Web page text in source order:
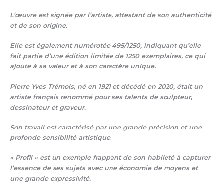
L’œuvre est signée par l’artiste, attestant de son authenticité
et de son origine.
Elle est également numérotée 495/1250, indiquant qu’elle
fait partie d’une édition limitée de 1250 exemplaires, ce qui
ajoute à sa valeur et à son caractère unique.
Pierre Yves Trémois, né en 1921 et décédé en 2020, était un
artiste français renommé pour ses talents de sculpteur,
dessinateur et graveur.
Son travail est caractérisé par une grande précision et une
profonde sensibilité artistique.
« Profil » est un exemple frappant de son habileté à capturer
l’essence de ses sujets avec une économie de moyens et
une grande expressivité.